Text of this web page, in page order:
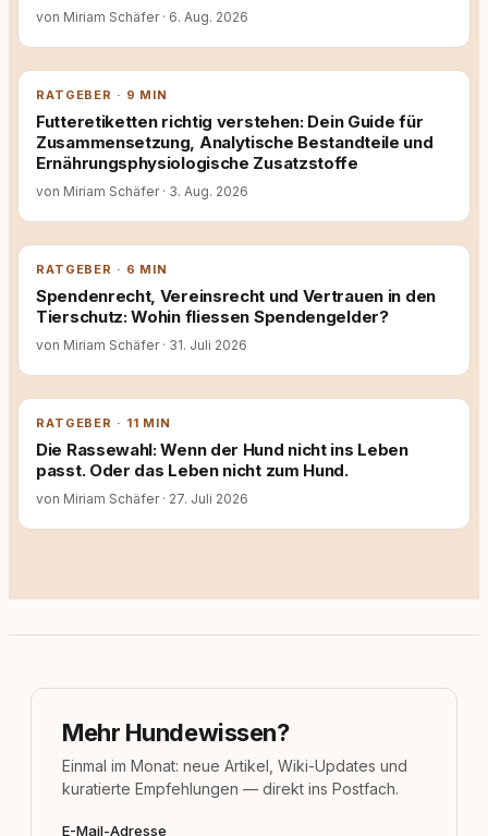
von Miriam Schäfer · 6. Aug. 2026
RATGEBER · 9 MIN
Futteretiketten richtig verstehen: Dein Guide für
Zusammensetzung, Analytische Bestandteile und
Ernährungsphysiologische Zusatzstoffe
von Miriam Schäfer · 3. Aug. 2026
RATGEBER · 6 MIN
Spendenrecht, Vereinsrecht und Vertrauen in den
Tierschutz: Wohin fliessen Spendengelder?
von Miriam Schäfer · 31. Juli 2026
RATGEBER · 11 MIN
Die Rassewahl: Wenn der Hund nicht ins Leben
passt. Oder das Leben nicht zum Hund.
von Miriam Schäfer · 27. Juli 2026
Mehr Hundewissen?
Einmal im Monat: neue Artikel, Wiki-Updates und
kuratierte Empfehlungen — direkt ins Postfach.
E-Mail-Adresse